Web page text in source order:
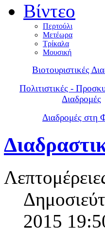
Βίντεο
Περτούλι
Μετέωρα
Τρίκαλα
Μουσική
Βιοτουριστικές
Πολιτιστικές -
Διαδρομές
Διαδρομές στη
2015